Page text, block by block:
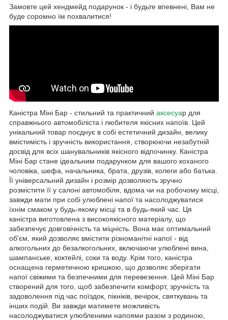
Замовте цей хендмейд подарунок - і будьте впевнені, Вам не
буде соромно їм похвалитися!
Каністра Міні Бар - стильний та практичний аксесуар для
справжнього автомобіліста і любителя якісних напоїв. Цей
унікальний товар поєднує в собі естетичний дизайн, велику
вмістимість і зручність використання, створюючи незабутній
досвід для всіх шанувальників якісного відпочинку. Каністра
Міні Бар стане ідеальним подарунком для вашого коханого
чоловіка, шефа, начальника, брата, друзів, колеги або батька.
Її універсальний дизайн і розмір дозволяють зручно
розмістити її у салоні автомобіля, вдома чи на робочому місці,
завжди мати при собі улюблені напої та насолоджуватися
їхнім смаком у будь-якому місці та в будь-який час. Ця
каністра виготовлена з високоякісного матеріалу, що
забезпечує довговічність та міцність. Вона має оптимальний
об'єм, який дозволяє вмістити різноманітні напої - від
алкогольних до безалкогольних, включаючи улюблені вина,
шампанське, коктейлі, соки та воду. Крім того, каністра
оснащена герметичною кришкою, що дозволяє зберігати
напої свіжими та безпечними для перевезення. Цей Міні Бар
створений для того, щоб забезпечити комфорт, зручність та
задоволення під час поїздок, пікніків, вечірок, святкувань та
інших подій. Ви завжди матимете можливість
насолоджуватися улюбленими напоями разом з родиною,